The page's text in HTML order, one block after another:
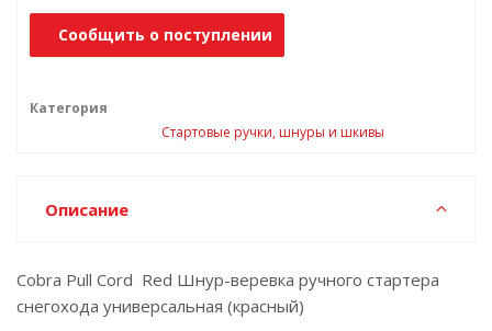
Сообщить о поступлении
Категория
Стартовые ручки, шнуры и шкивы
Описание
Cobra Pull Cord Red Шнур-веревка ручного стартера
снегохода универсальная (красный)